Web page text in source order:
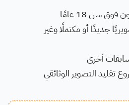
سن 18 عامًا
جديدًا أو مكتملًا وغير
أخرى
تقليد التصوير الوثائقي